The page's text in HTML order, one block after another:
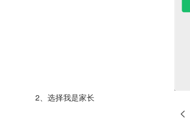
2、选择我是家长